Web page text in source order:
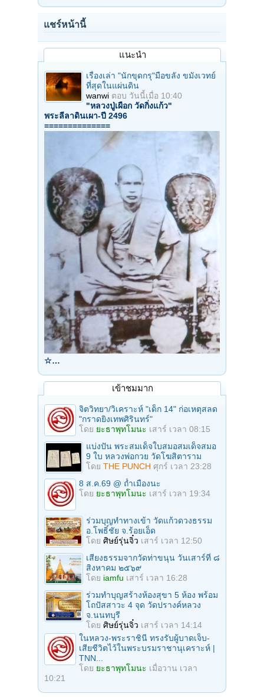
แชร์หน้านี้
แนะนำ
เรื่องเล่า "นักขุดกรุ"มือขลัง ขมังเวทย์
ที่สุดในแผ่นดิน
wanwi ตอบ วันนี้เมื่อ 10:40
"หลวงปู่เผือก วัดกิ่งแก้ว"
พระลีลาดินเผา-ปี 2496
==============
☆…
เข้าชมมาก
จิตวิทยา/วิเคราะห์ "เด็ก 14" ก่อเหตุสลด
"กราดยิงเทพศิรินทร์"
โดย ยะธาพุทโมนะ เสาร์ เวลา 08:15
แบ่งปัน พระสมเด็จใบสมอสมเด็จสมอ
9 ใบ หลวงพ่อกวย วัดโฆสิตาราม
โดย THE PUNCH ศุกร์ เวลา 23:28
8 ส.ค.69 @ ถ้ำเมืองนะ
โดย ยะธาพุทโมนะ เสาร์ เวลา 19:34
ร่วมบุญทําทางเข้า วัดแก้วดวงธรรม
อ.โพธิ์ชัย จ.ร้อยเอ็ด
โดย ศิษย์รุ่นจิ๋ว เสาร์ เวลา 12:50
เสียงธรรมจากวัดท่าขนุน วันเสาร์ที่ ๘
สิงหาคม ๒๕๖๙
โดย iamfu เสาร์ เวลา 16:28
ร่วมทําบุญสร้างห้องสุขา 5 ห้อง พร้อม
โถปัสสาวะ 4 จุด วัดปรางค์หลวง
จ.นนทบุรี
โดย ศิษย์รุ่นจิ๋ว เสาร์ เวลา 14:14
ในหลวง-พระราชินี ทรงรับผู้บาดเจ็บ-
เสียชีวิตไว้ในพระบรมราชานุเคราะห์ |
TNN...
โดย ยะธาพุทโมนะ เมื่อวาน เวลา
10:21